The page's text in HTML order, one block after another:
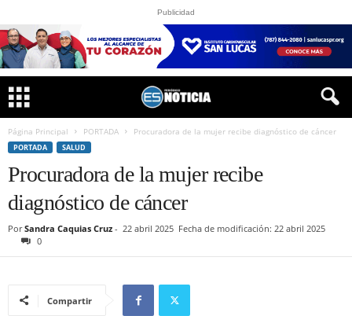
Publicidad
Página Principal PORTADA Procuradora de la mujer recibe diagnóstico de cáncer
PORTADA SALUD
Procuradora de la mujer recibe
diagnóstico de cáncer
Por Sandra Caquias Cruz - 22 abril 2025 Fecha de modificación: 22 abril 2025
0
Compartir